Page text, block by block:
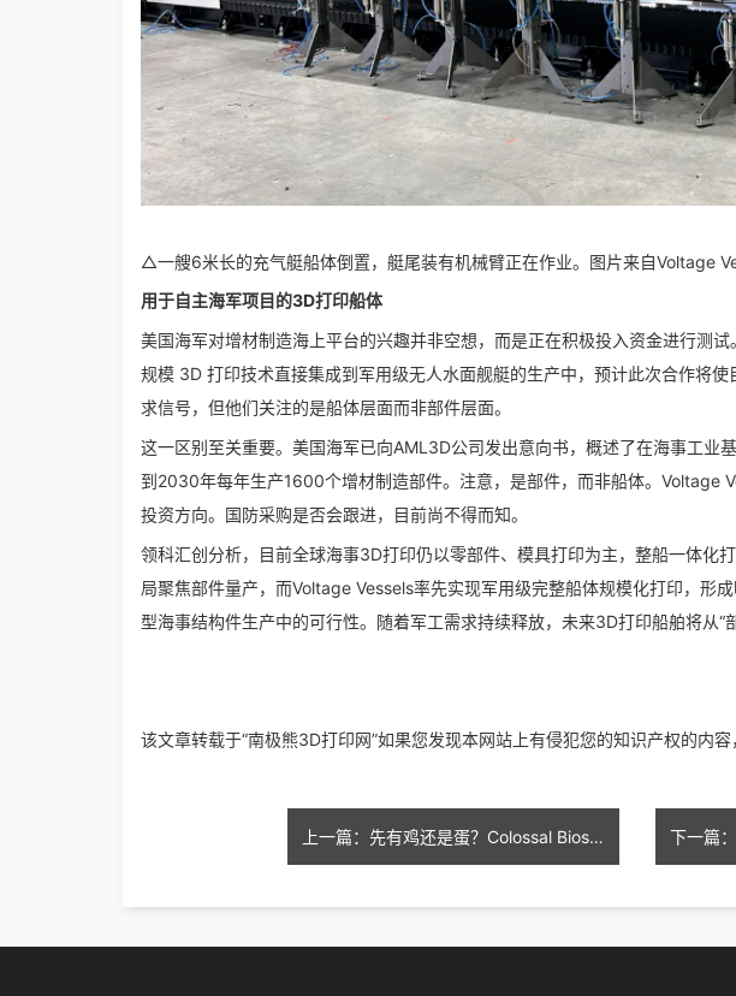
△一艘6米长的充气艇船体倒置，艇尾装有机械臂正在作业。图片来自Voltage
用于自主海军项目的3D打印船体
美国海军对增材制造海上平台的兴趣并非空想，而是正在积极投入资金进行测
规模 3D 打印技术直接集成到军用级无人水面舰艇的生产中，预计此次合作将
求信号，但他们关注的是船体层面而非部件层面。
这一区别至关重要。美国海军已向AML3D公司发出意向书，概述了在海事工业
到2030年每年生产1600个增材制造部件。注意，是部件，而非船体。Voltage
投资方向。国防采购是否会跟进，目前尚不得而知。
领科汇创分析，目前全球海事3D打印仍以零部件、模具打印为主，整船一体化
局聚焦部件量产，而Voltage Vessels率先实现军用级完整船体规模化打印，形
型海事结构件生产中的可行性。随着军工需求持续释放，未来3D打印船舶将从“
该文章转载于“南极熊3D打印网”如果您发现本网站上有侵犯您的知识产权的内
上一篇：先有鸡还是蛋？Colossal Biosciences用3D打印人造蛋壳成功孵出小鸡